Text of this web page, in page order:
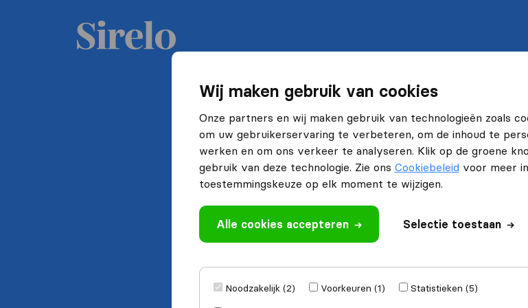
Wij maken gebruik van cookies
Onze partners en wij maken gebruik van technologieën zoals
om uw gebruikerservaring te verbeteren, om de inhoud te
werken en om ons verkeer te analyseren. Klik op de groene
gebruik van deze technologie. Zie ons Cookiebeleid voor meer
toestemmingskeuze op elk moment te wijzigen.
Alle cookies accepteren Selectie toestaan
Noodzakelijk (2) Voorkeuren (1)
Statistieken (5)